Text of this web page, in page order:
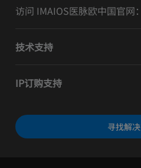
访问 IMAIOS医脉欧中国官网：
技术支持
IP订购支持
寻找解